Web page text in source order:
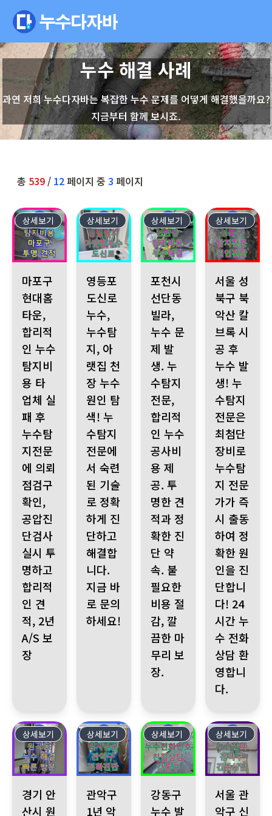
누수 해결 사례
과연 저희 누수다자바는 복잡한 누수 문제를 어떻게 해결했을까요?
지금부터 함께 보시죠.
총 539/ 12페이지 중 3페이지
443
상세보기
마포구
현대홈
타운,
합리적
인 누수
탐지비
용 타
업체 실
패 후
누수탐
지전문
에 의뢰
점검구
확인,
공압진
단검사
실시 투
명하고
합리적
인 견
적, 2년
A/S 보
장
442
상세보기
영등포
도신로
누수,
누수탐
지, 아
랫집 천
장 누수
원인 탐
색! 누
수탐지
전문에
서 숙련
된 기술
로 정확
하게 진
단하고
해결합
니다.
지금 바
로 문의
하세요!
441
상세보기
포천시
선단동
빌라,
누수 문
제 발
생. 누
수탐지
전문,
합리적
인 누수
공사비
용 제
공. 투
명한 견
적과 정
확한 진
단 약
속. 불
필요한
비용 절
감, 깔
끔한 마
무리 보
장.
440
상세보기
서울 성
북구 북
악산 칼
브록 시
공 후
누수 발
생! 누
수탐지
전문은
최첨단
장비로
누수탐
지 전문
가가 즉
시 출동
하여 정
확한 원
인을 진
단합니
다! 24
시간 누
수 전화
상담 환
영합니
다.
439
상세보기
경기 안
산시 원
438
상세보기
관악구
1년 악
437
상세보기
강동구
누수 발
436
상세보기
서울 관
악구 신